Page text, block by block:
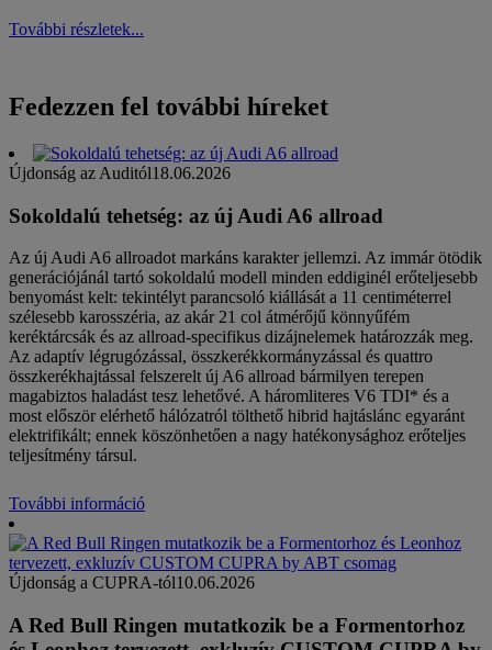
További részletek...
Fedezzen fel további híreket
Újdonság az Auditól18.06.2026
Sokoldalú tehetség: az új Audi A6 allroad
Az új Audi A6 allroadot markáns karakter jellemzi. Az immár ötödik
generációjánál tartó sokoldalú modell minden eddiginél erőteljesebb
benyomást kelt: tekintélyt parancsoló kiállását a 11 centiméterrel
szélesebb karosszéria, az akár 21 col átmérőjű könnyűfém
keréktárcsák és az allroad-specifikus dizájnelemek határozzák meg.
Az adaptív légrugózással, összkerékkormányzással és quattro
összkerékhajtással felszerelt új A6 allroad bármilyen terepen
magabiztos haladást tesz lehetővé. A háromliteres V6 TDI* és a
most először elérhető hálózatról tölthető hibrid hajtáslánc egyaránt
elektrifikált; ennek köszönhetően a nagy hatékonysághoz erőteljes
teljesítmény társul.
További információ
Újdonság a CUPRA-tól10.06.2026
A Red Bull Ringen mutatkozik be a Formentorhoz